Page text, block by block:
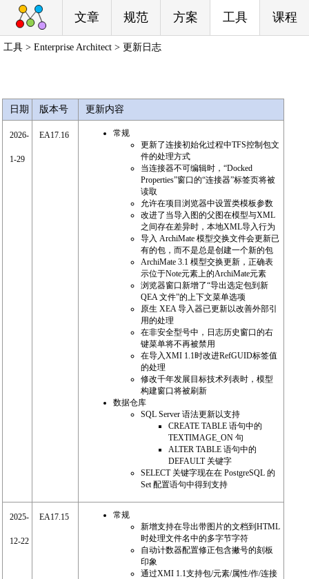
文章 规范 方案 工具 课程
工具 > Enterprise Architect > 更新日志
日期 版本号 更新内容
2026-
1-29
EA17.16
常规
更新了连接初始化过程中TFS控制包文
件的处理方式
当连接器不可编辑时，“Docked
Properties”窗口的“连接器”标签页将被
读取
允许在项目浏览器中设置类模板参数
改进了当导入图的父图在模型与XML
之间存在差异时，本地XML导入行为
导入 ArchiMate 模型交换文件会更新已
有的包，而不是总是创建一个新的包
ArchiMate 3.1 模型交换更新，正确表
示位于Note元素上的ArchiMate元素
浏览器窗口新增了“导出选定包到新
QEA 文件”的上下文菜单选项
原生 XEA 导入器已更新以改善外部引
用的处理
在非安全型号中，日志历史窗口的右
键菜单将不再被禁用
在导入XMI 1.1时改进RefGUID标签值
的处理
修改千年发展目标技术列表时，模型
构建窗口将被刷新
数据仓库
SQL Server 语法更新以支持
CREATE TABLE 语句中的
TEXTIMAGE_ON 句
ALTER TABLE 语句中的
DEFAULT 关键字
SELECT 关键字现在在 PostgreSQL 的
Set 配置语句中得到支持
2025-
12-22
EA17.15
常规
新增支持在导出带图片的文档到HTML
时处理文件名中的多字节字符
自动计数器配置修正包含撇号的刻板
印象
通过XMI 1.1支持包/元素/属性/作/连接